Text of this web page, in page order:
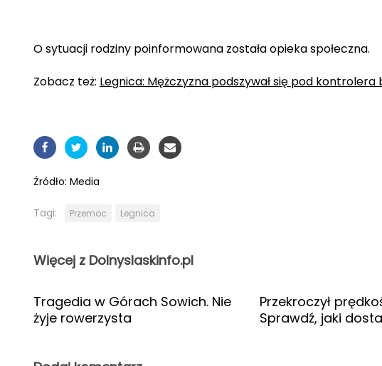
O sytuacji rodziny poinformowana została opieka społeczna.
Zobacz też: Legnica: Mężczyzna podszywał się pod kontrolera
Źródło: Media
Tagi: Przemoc Legnica
Więcej z Dolnyslaskinfo.pl
Tragedia w Górach Sowich. Nie
żyje rowerzysta
Przekroczył
Sprawdź, jaki